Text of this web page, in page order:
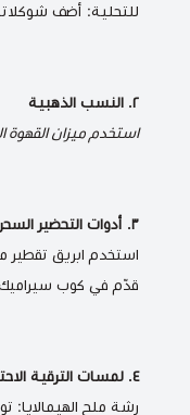
للتحلية: أضف
٢. النسب الذهبية
استخدم ميزان القهوة
٣. أدوات التحضير السحري
استخدم ابريق تقطير
قدّم في كوب
٤. لمسات الترقية الاحترافية
رشة ملح الهيمالايا: